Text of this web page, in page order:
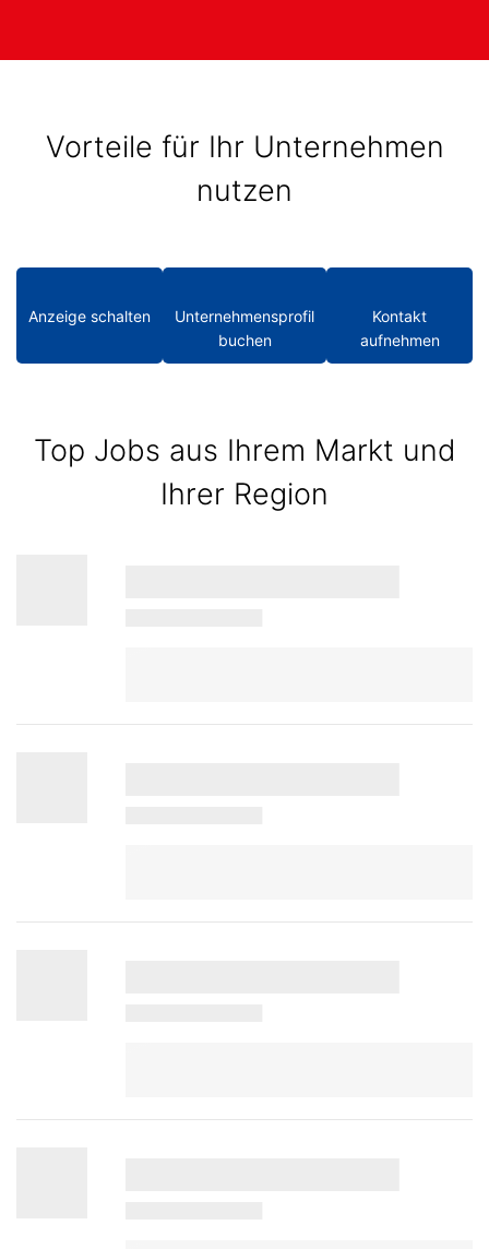
Vorteile für Ihr Unternehmen
nutzen
Anzeige schalten
Unternehmensprofil
buchen
Kontakt
aufnehmen
Top Jobs aus Ihrem Markt und
Ihrer Region